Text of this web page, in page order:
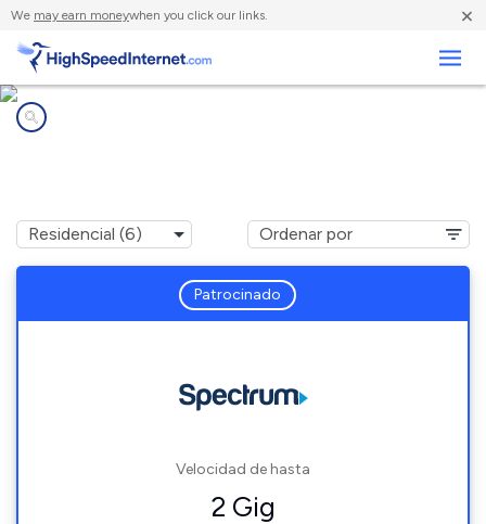
We may earn moneywhen you click our links. ×
Patrocinado
Velocidad de hasta
2 Gig